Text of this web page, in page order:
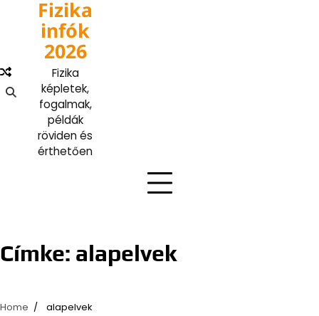
content
Fizika
infók
2026
Fizika
képletek,
fogalmak,
példák
röviden és
érthetően
Címke: alapelvek
Home alapelvek